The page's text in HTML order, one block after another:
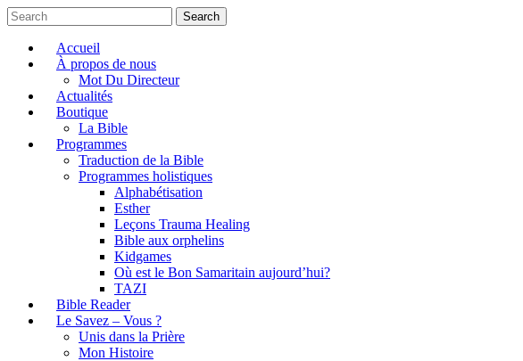
Search
Accueil
À propos de nous
Mot Du Directeur
Actualités
Boutique
La Bible
Programmes
Traduction de la Bible
Programmes holistiques
Alphabétisation
Esther
Leçons Trauma Healing
Bible aux orphelins
Kidgames
Où est le Bon Samaritain aujourd’hui?
TAZI
Bible Reader
Le Savez – Vous ?
Unis dans la Prière
Mon Histoire